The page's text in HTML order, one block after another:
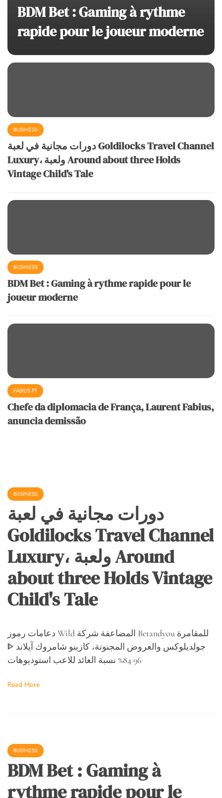
BDM Bet : Gaming à rythme
rapide pour le joueur moderne
BUSINESS
دورات مجانية في لعبة Goldilocks Travel Channel
Luxury، ولعبة Around about three Holds
Vintage Child's Tale
BUSINESS
BDM Bet : Gaming à rythme rapide pour le
joueur moderne
FABIUS.PT
Chefe da diplomacia de França, Laurent Fabius,
anuncia demissão
BUSINESS
دورات مجانية في لعبة
Goldilocks Travel Channel
Luxury، ولعبة Around
about three Holds Vintage
Child's Tale
دعامات رموز Wild المضاعفة شركة Betandyou للمقامرة
ᐈ جولديلوكس والعروض المجنونة، كازينو شامروك آيلاند
96 84% نسبة العائد للاعب استوديوهات
Read More
BUSINESS
BDM Bet : Gaming à
rythme rapide pour le